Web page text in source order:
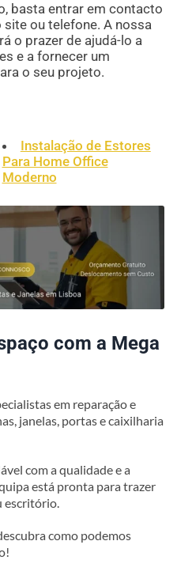
basta entrar em contacto
ou telefone. A nossa
o prazer de ajudá-lo a
e a fornecer um
o seu projeto.
Instalação de Estores
Para Home Office
Moderno
com a Mega
em reparação e
janelas, portas e caixilharia
com a qualidade e a
está pronta para trazer
escritório.
como podemos